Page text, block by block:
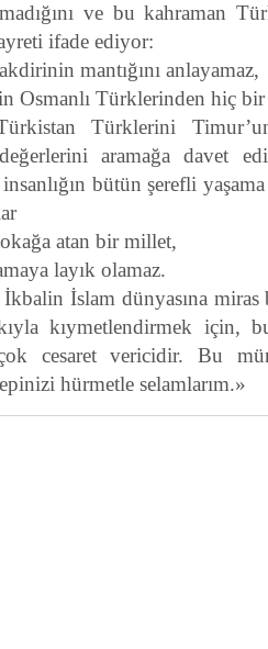
ve bu kahraman
ifade ediyor:
mantığını anlayamaz,
Osmanlı Türklerinden hiç
Türklerini
aramağa davet
bütün şerefli
atan bir millet,
layık olamaz.
İslam dünyasına miras
kıymetlendirmek için,
cesaret vericidir. Bu
hürmetle selamlarım.»